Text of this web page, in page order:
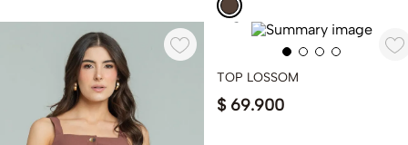
TOP LOSSOM
$ 69.900